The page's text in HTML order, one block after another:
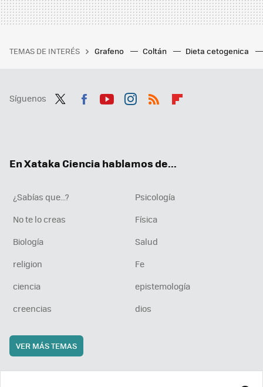
TEMAS DE INTERÉS Grafeno Coltán Dieta cetogenica
Síguenos
En Xataka Ciencia hablamos de...
¿Sabías que...?
Psicología
No te lo creas
Física
Biología
Salud
religion
Fe
ciencia
epistemología
creencias
dios
VER MÁS TEMAS